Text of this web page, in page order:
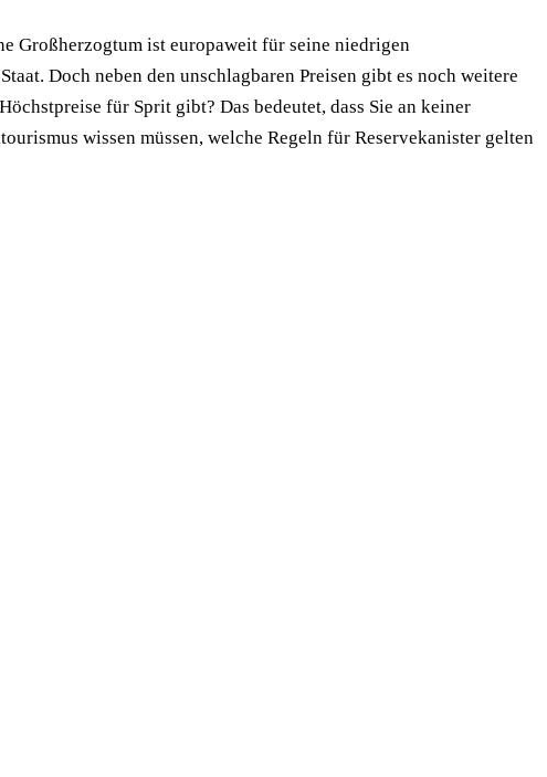
Großherzogtum ist europaweit für seine niedrigen
Doch neben den unschlagbaren Preisen gibt es noch weitere
für Sprit gibt? Das bedeutet, dass Sie an keiner
wissen müssen, welche Regeln für Reservekanister gelten